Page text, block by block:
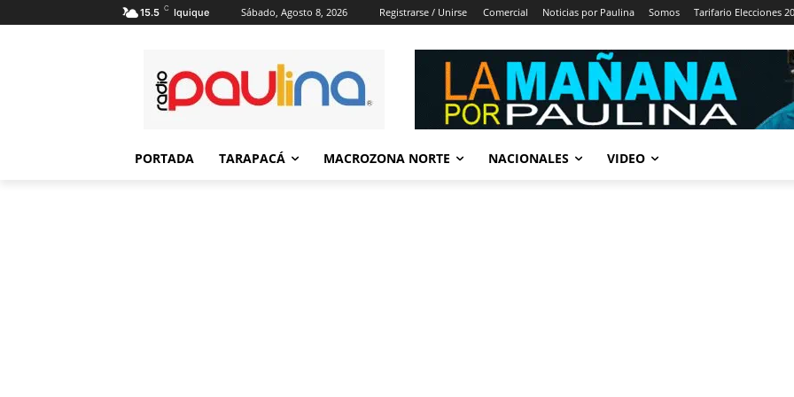
15.5 C Iquique Sábado, Agosto 8, 2026 Registrarse / Unirse Comercial Noticias por Paulina Somos Tarifario Elecciones
PORTADA TARAPACÁ MACROZONA NORTE NACIONALES VIDEO